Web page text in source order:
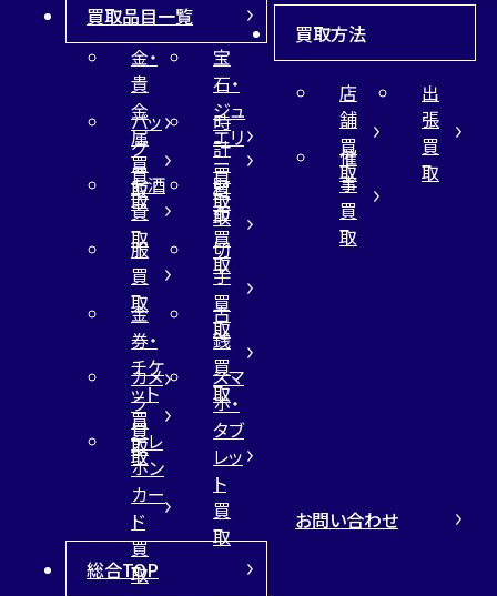
買取品目一覧
金・
貴
金
属
買
取
宝
石・
ジュ
エリ
ー
買
取
バッ
グ
買
取
時
計
買
取
お酒
買
取
財
布
買
取
服
買
取
切
手
買
取
金
券・
チケ
ット
買
取
古
銭
買
取
カメ
ラ
買
取
スマ
ホ・
タブ
レッ
ト
買
取
テレ
ホン
カー
ド
買
取
買取方法
店
舗
買
取
出
張
買
取
催
事
買
取
総合TOP
お問い合わせ